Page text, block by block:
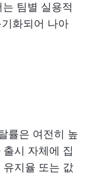
팀별 실용적
화되어 나아
률은 여전히 높
시 자체에 집
유지율 또는 값